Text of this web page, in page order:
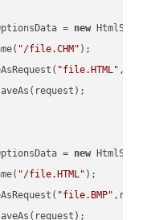
= new
"/file.CHM" );
"file.HTML"
= new
"/file.HTML" );
"file.BMP"